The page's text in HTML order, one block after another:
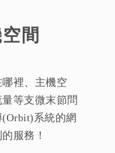
間
裡、主機空
等支微末節問
系統的網
服務！